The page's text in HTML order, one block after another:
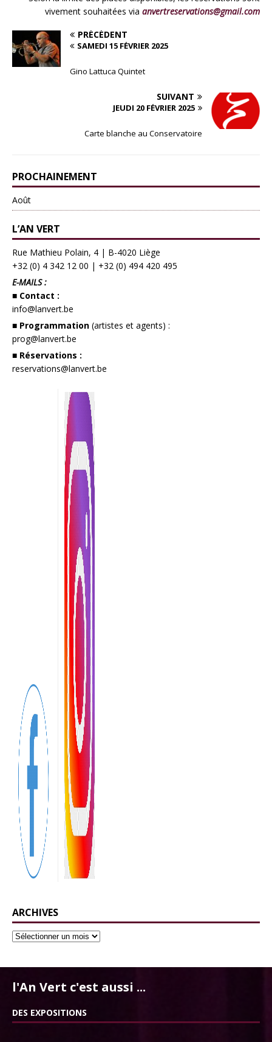
vivement souhaitées via anvertreservations@gmail.com
PRÉCÉDENT
SAMEDI 15 FÉVRIER 2025
Gino Lattuca Quintet
SUIVANT
JEUDI 20 FÉVRIER 2025
Carte blanche au Conservatoire
PROCHAINEMENT
Août
L’AN VERT
Rue Mathieu Polain, 4 | B-4020 Liège
+32 (0) 4 342 12 00 | +32 (0) 494 420 495
E-MAILS :
■ Contact :
info@lanvert.be
■ Programmation (artistes et agents) :
prog@lanvert.be
■ Réservations :
reservations@lanvert.be
ARCHIVES
l'An Vert c'est aussi ...
DES EXPOSITIONS